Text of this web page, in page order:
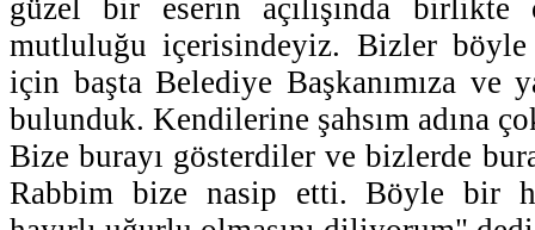
güzel bir eserin açılışında birlikte
mutluluğu içerisindeyiz. Bizler böyle
için başta Belediye Başkanımıza ve
bulunduk. Kendilerine şahsım adına
Bize burayı gösterdiler ve bizlerde
Rabbim bize nasip etti. Böyle bir